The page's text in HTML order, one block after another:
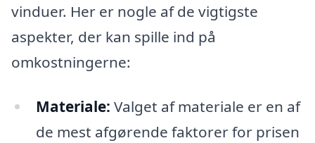
vinduer. Her er nogle af de vigtigste
aspekter, der kan spille ind på
omkostningerne:
Materiale: Valget af materiale er en af
de mest afgørende faktorer for prisen